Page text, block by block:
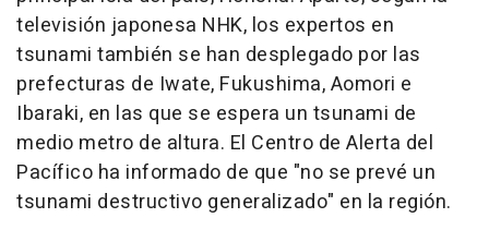
televisión japonesa NHK, los expertos en
tsunami también se han desplegado por las
prefecturas de Iwate, Fukushima, Aomori e
Ibaraki, en las que se espera un tsunami de
medio metro de altura. El Centro de Alerta del
Pacífico ha informado de que "no se prevé un
tsunami destructivo generalizado" en la región.